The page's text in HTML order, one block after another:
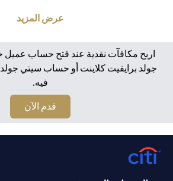
من قبل الحكومة أو الجهات الحكومية. تخضع
الأصلي المستثمر. الأداء السابق لمنتجات
على النتائج المستقبلية، بمعنى أن
يجب أن يكون المستثمرون الذين
استثمارية و / أو منتجات خزينة مقومة بعملة
على دراية بمخاطر تقلبات أسعار الصرف
خسارة رأس المال عند تحويل العملة
للمستثمرين. لا تتوفر منتجات الاستثمار
الأمريكيين. تخضع جميع الطلبات المتعلقة
عرض المزيد
اربح مكافآت نقدية عند فتح حساب
جولد برايفيت كلاينت أو حساب سيتي جولد،
فيه.
قدم الآن